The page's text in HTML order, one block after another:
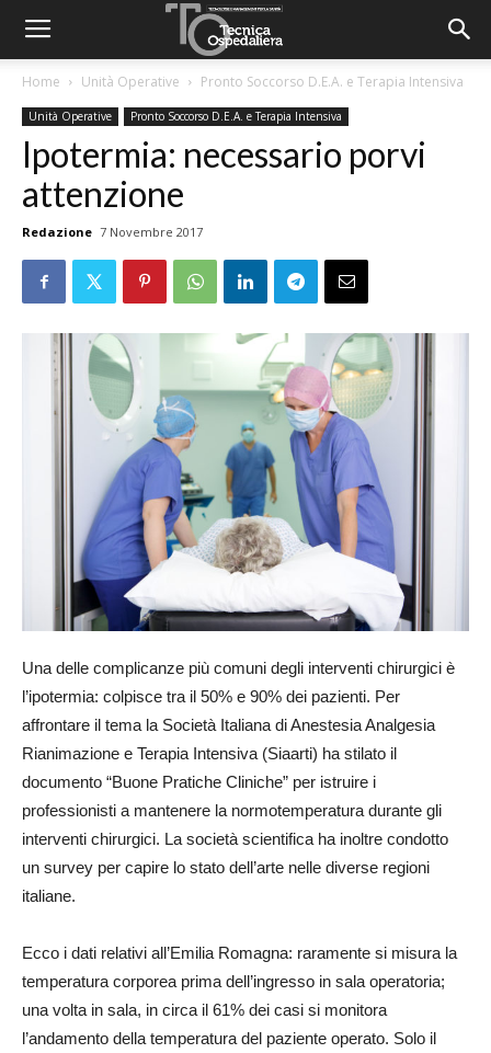
Home Unità Operative Pronto Soccorso D.E.A. e Terapia Intensiva
Unità Operative Pronto Soccorso D.E.A. e Terapia Intensiva
Ipotermia: necessario porvi
attenzione
Redazione 7 Novembre 2017
Una delle complicanze più comuni degli interventi chirurgici è
l’ipotermia: colpisce tra il 50% e 90% dei pazienti. Per
affrontare il tema la Società Italiana di Anestesia Analgesia
Rianimazione e Terapia Intensiva (Siaarti) ha stilato il
documento “Buone Pratiche Cliniche” per istruire i
professionisti a mantenere la normotemperatura durante gli
interventi chirurgici. La società scientifica ha inoltre condotto
un survey per capire lo stato dell’arte nelle diverse regioni
italiane.
Ecco i dati relativi all’Emilia Romagna: raramente si misura la
temperatura corporea prima dell’ingresso in sala operatoria;
una volta in sala, in circa il 61% dei casi si monitora
l’andamento della temperatura del paziente operato. Solo il